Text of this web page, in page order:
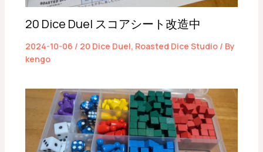
20 Dice Duel スコアシート改造中
2024-10-06 / 20 Dice Duel, Roasted Dice Studio/ By
kengo